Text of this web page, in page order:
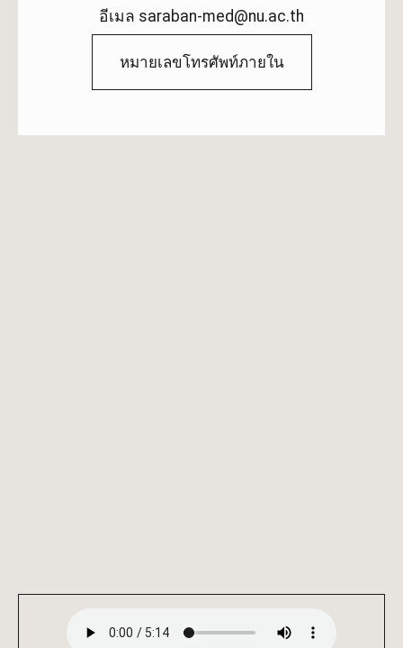
อีเมล saraban-med@nu.ac.th
หมายเลขโทรศัพท์ภายใน